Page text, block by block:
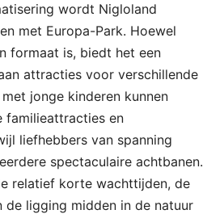
wordt Nigloland
met Europa-Park. Hoewel
formaat is, biedt het een
attracties voor verschillende
jonge kinderen kunnen
familieattracties en
liefhebbers van spanning
spectaculaire achtbanen.
relatief korte wachttijden, de
de ligging midden in de natuur